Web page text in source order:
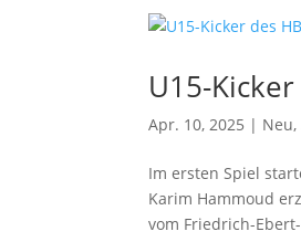
U15-
Apr. 10, 2025 | Neu,
Im ersten Spiel
Karim Hammoud
vom Friedrich-